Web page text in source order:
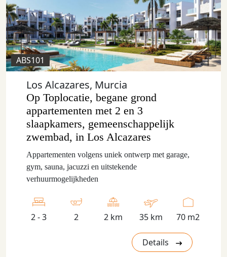
ABS101
Los Alcazares, Murcia
Op Toplocatie, begane grond
appartementen met 2 en 3
slaapkamers, gemeenschappelijk
zwembad, in Los Alcazares
Appartementen volgens uniek ontwerp met garage,
gym, sauna, jacuzzi en uitstekende
verhuurmogelijkheden
2 - 3 2 2 km 35 km 70 m2
Details